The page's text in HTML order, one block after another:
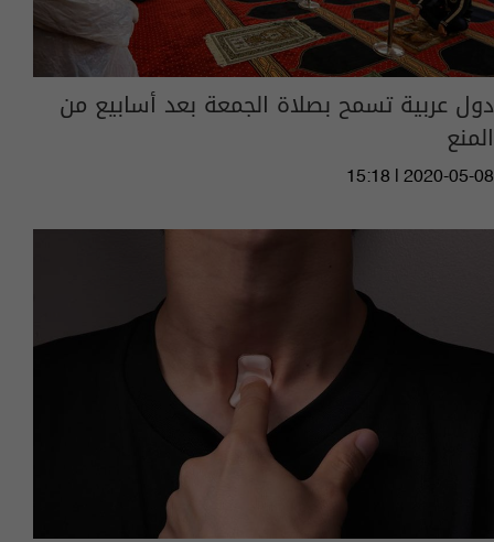
دول عربية تسمح بصلاة الجمعة بعد أسابيع من
المنع
15:18 | 2020-05-08